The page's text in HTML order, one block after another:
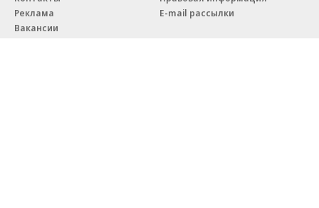
Реклама
Вакансии
E-mail рассылки